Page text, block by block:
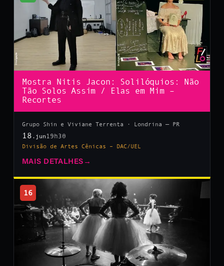
Mostra Nitis Jacon: Solilóquios: Não
Tão Solos Assim / Elas em Mim –
Recortes
Grupo Shin e Viviane Terrenta · Londrina — PR
18 .jun 19h30
Divisão de Artes Cênicas – DAC/UEL
MAIS DETALHES →
16